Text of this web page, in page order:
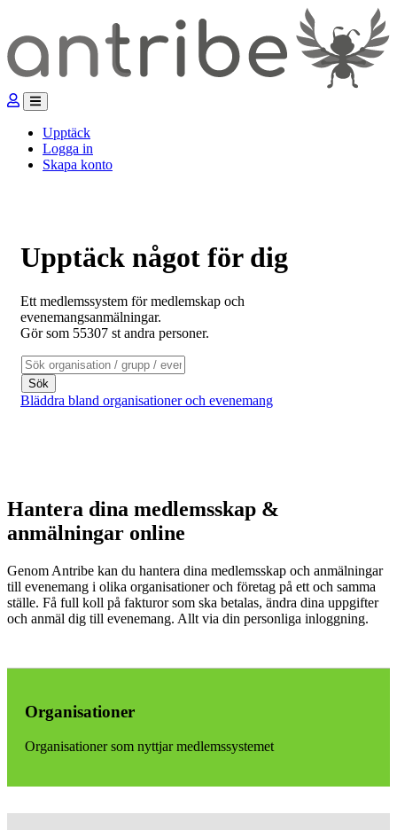
Upptäck
Logga in
Skapa konto
Upptäck något för dig
Ett medlemssystem för medlemskap och
evenemangsanmälningar.
Gör som 55307 st andra personer.
Sök
Bläddra bland organisationer och evenemang
Hantera dina medlemsskap &
anmälningar online
Genom Antribe kan du hantera dina medlemsskap och anmälningar
till evenemang i olika organisationer och företag på ett och samma
ställe. Få full koll på fakturor som ska betalas, ändra dina uppgifter
och anmäl dig till evenemang. Allt via din personliga inloggning.
Organisationer
Organisationer som nyttjar medlemssystemet